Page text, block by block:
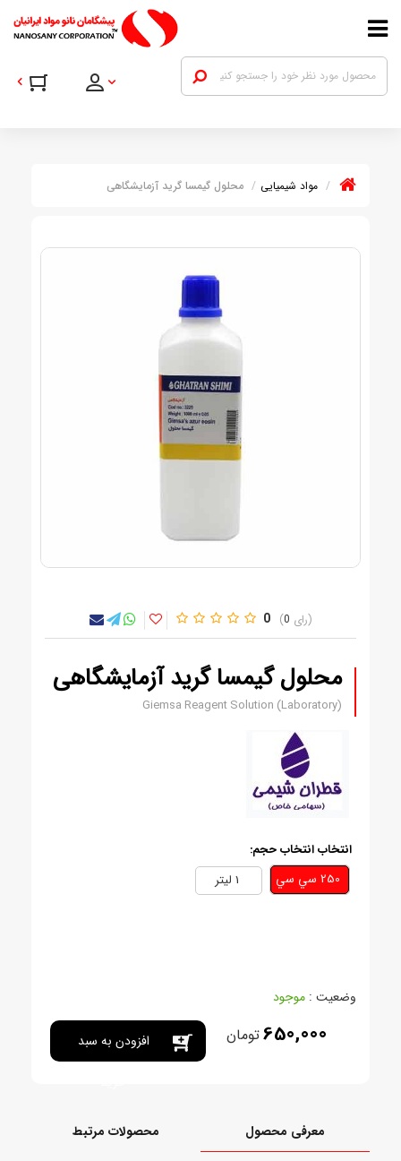
مواد شیمیایی محلول گیمسا گرید آزمایشگاهی
0 0
محلول گیمسا گرید آزمایشگاهی
Giemsa Reagent Solution (Laboratory)
انتخاب انتخاب حجم:
وضعیت : موجود
650,000تومان افزودن به سبد
معرفی محصول محصولات مرتبط